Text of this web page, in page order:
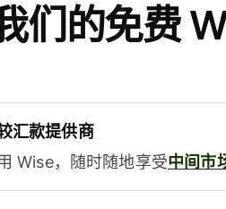
们的免费
汇款提供商
Wise，随时随地享受中间市